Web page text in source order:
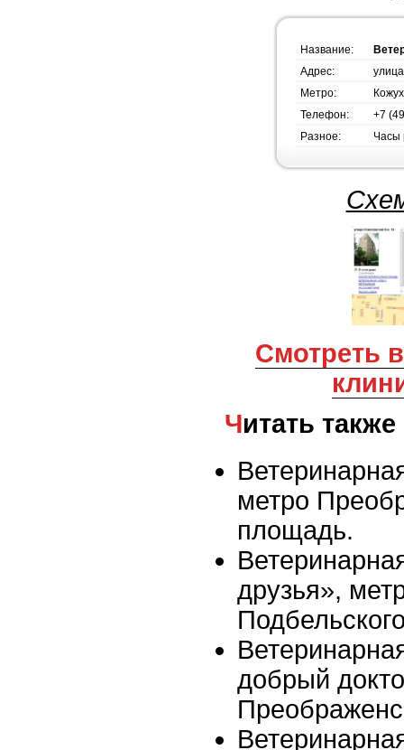
Название:
Адрес:
Метро:
Телефон:
+7
Разное:
Часы
Смотреть все ветеринарные
Читать также
метро
площадь.
друзья»,
добрый